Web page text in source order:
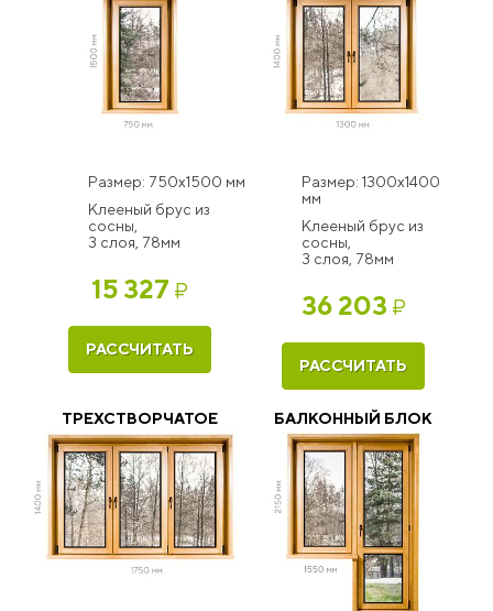
Размер: 750x1500 мм
Клееный брус из
сосны,
3 слоя, 78мм
15 327 ₽
РАССЧИТАТЬ
Размер: 1300x1400
мм
Клееный брус из
сосны,
3 слоя, 78мм
36 203 ₽
РАССЧИТАТЬ
ТРЕХСТВОРЧАТОЕ БАЛКОННЫЙ БЛОК